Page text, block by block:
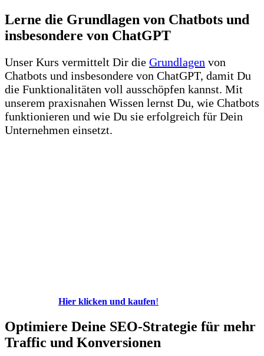
Lerne die Grundlagen von Chatbots und
insbesondere von ChatGPT
Unser Kurs vermittelt Dir die Grundlagen von
Chatbots und insbesondere von ChatGPT, damit Du
die Funktionalitäten voll ausschöpfen kannst. Mit
unserem praxisnahen Wissen lernst Du, wie Chatbots
funktionieren und wie Du sie erfolgreich für Dein
Unternehmen einsetzt.
Hier klicken und kaufen!
Optimiere Deine SEO-Strategie für mehr
Traffic und Konversionen